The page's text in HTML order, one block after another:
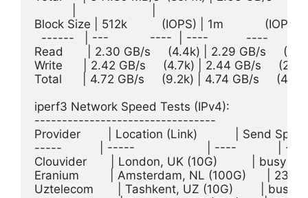
Block Size | 512k          (IOPS) | 1m            (IOPS)
  ------   | ---            ----  | ----           ----
Read       | 2.30 GB/s     (4.4k) | 2.29 GB/s
Write      | 2.42 GB/s     (4.7k) | 2.44 GB/s
Total      | 4.72 GB/s     (9.2k) | 4.74 GB/s     (4.6k)
iperf3 Network Speed Tests (IPv4):
---------------------------------
Provider        | Location (Link)           | Send
-----           | -----                     | ----
Clouvider       | London, UK (10G)          |
Eranium         | Amsterdam, NL (100G)      |
Uztelecom       | Tashkent, UZ (10G)        |